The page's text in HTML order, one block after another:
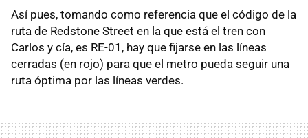
Así pues, tomando como referencia que el código de la
ruta de Redstone Street en la que está el tren con
Carlos y cía, es RE-01, hay que fijarse en las líneas
cerradas (en rojo) para que el metro pueda seguir una
ruta óptima por las líneas verdes.